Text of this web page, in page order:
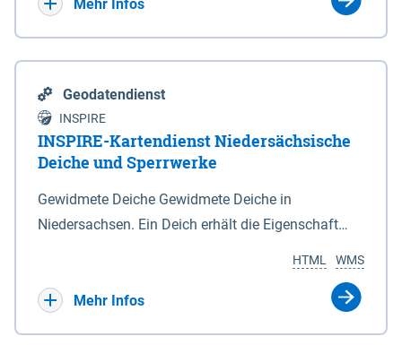
Mehr Infos
Geodatendienst
INSPIRE
INSPIRE-Kartendienst Niedersächsische
Deiche und Sperrwerke
Gewidmete Deiche Gewidmete Deiche in
Niedersachsen. Ein Deich erhält die Eigenschaft
Deichbehörde durch Verordnung ausspricht. Für
WMS
HTML
Mehr Infos